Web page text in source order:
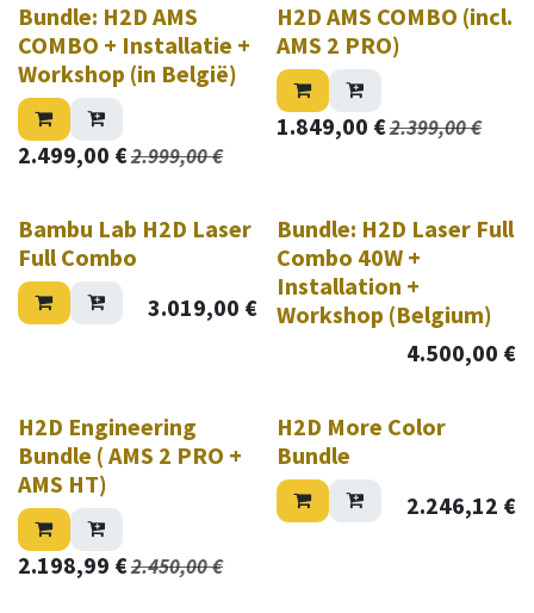
Bundle: H2D AMS
COMBO + Installatie +
Workshop (in België)
2.499,00 €2.999,00€
H2D AMS COMBO (incl.
AMS 2 PRO)
1.849,00 €2.399,00€
Bambu Lab H2D Laser
Full Combo
3.019,00 €
Bundle: H2D Laser Full
Combo 40W +
Installation +
Workshop (Belgium)
4.500,00 €
H2D Engineering
Bundle ( AMS 2 PRO +
AMS HT)
2.198,99 €2.450,00€
H2D More Color
Bundle
2.246,12 €